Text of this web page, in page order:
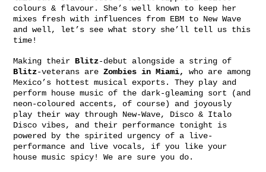
colours & flavour. She’s well known to keep her
mixes fresh with influences from EBM to New Wave
and well, let’s see what story she’ll tell us this
time!
Making their Blitz-debut alongside a string of
Blitz-veterans are Zombies in Miami,
who are among
Mexico’s hottest musical exports. They play and
perform house music of the dark-gleaming sort (and
neon-coloured accents, of course) and joyously
play their way through New-Wave, Disco & Italo
Disco vibes, and their performance tonight is
powered by the spirited urgency of a live-
performance and live vocals, if you like your
house music spicy! We are sure you do.